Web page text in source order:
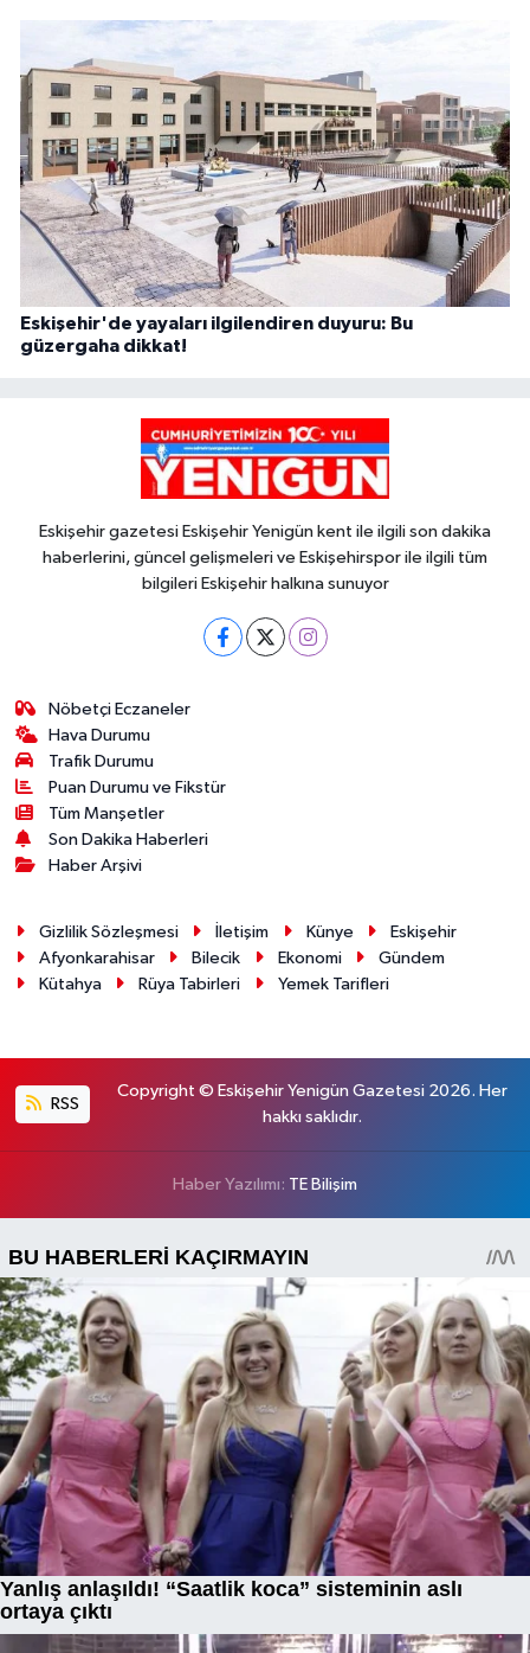
Eskişehir'de yayaları ilgilendiren duyuru: Bu
güzergaha dikkat!
Eskişehir gazetesi Eskişehir Yenigün kent ile ilgili son dakika
haberlerini, güncel gelişmeleri ve Eskişehirspor ile ilgili tüm
bilgileri Eskişehir halkına sunuyor
Nöbetçi Eczaneler
Hava Durumu
Trafik Durumu
Puan Durumu ve Fikstür
Tüm Manşetler
Son Dakika Haberleri
Haber Arşivi
Gizlilik Sözleşmesi İletişim Künye
Eskişehir
Afyonkarahisar
Bilecik Ekonomi
Gündem
Kütahya
Rüya Tabirleri Yemek Tarifleri
RSS
Copyright © Eskişehir Yenigün Gazetesi 2026. Her
hakkı saklıdır.
Haber Yazılımı: TE Bilişim